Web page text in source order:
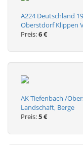
A224 Deutschland
Oberstdorf Klippen
Preis:6 €
AK Tiefenbach /
Landschaft, Berge
Preis:5 €